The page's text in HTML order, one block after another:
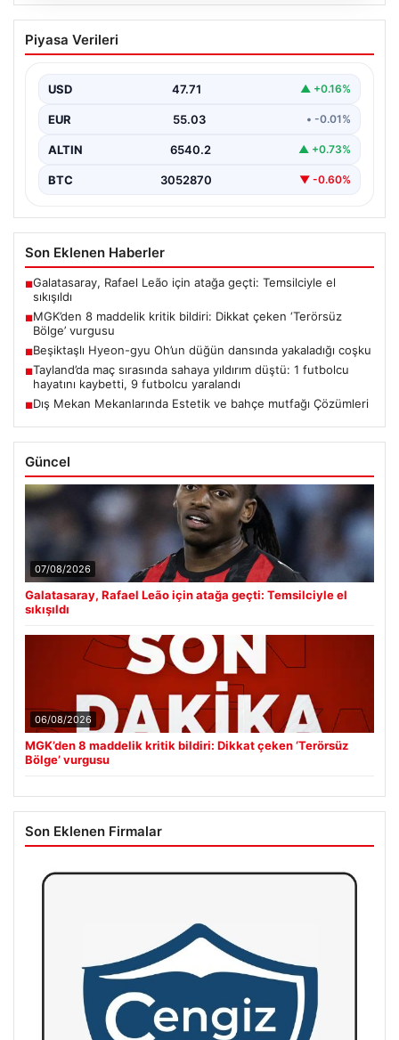
MGK’den 8 maddelik kritik bildiri: Dikkat
çeken ‘Terörsüz Bölge’ vurgusu
Piyasa Verileri
USD 47.71 ▲ +0.16%
EUR 55.03 • -0.01%
ALTIN 6540.2 ▲ +0.73%
BTC 3052870 ▼ -0.60%
Son Eklenen Haberler
■Galatasaray, Rafael Leão için atağa geçti: Temsilciyle el
sıkışıldı
■MGK’den 8 maddelik kritik bildiri: Dikkat çeken ‘Terörsüz
Bölge’ vurgusu
■Beşiktaşlı Hyeon-gyu Oh’un düğün dansında yakaladığı coşku
■Tayland’da maç sırasında sahaya yıldırım düştü: 1 futbolcu
hayatını kaybetti, 9 futbolcu yaralandı
■Dış Mekan Mekanlarında Estetik ve bahçe mutfağı Çözümleri
Güncel
07/08/2026
Galatasaray, Rafael Leão için atağa geçti: Temsilciyle el
sıkışıldı
06/08/2026
MGK’den 8 maddelik kritik bildiri: Dikkat çeken ‘Terörsüz
Bölge’ vurgusu
Son Eklenen Firmalar